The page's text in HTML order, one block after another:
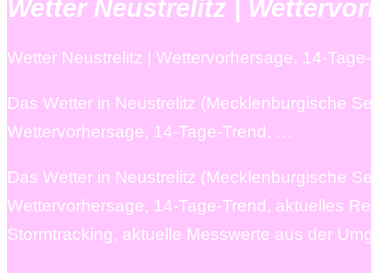
Wetter Neustrelitz |
Wetter Neustrelitz | Wettervorhersage, 14-
Das Wetter in Neustrelitz (Mecklenburgische
Wettervorhersage, 14-Tage-Trend, …
Das Wetter in Neustrelitz (Mecklenburgische
Wettervorhersage, 14-Tage-Trend, aktuelles
Stormtracking, aktuelle Messwerte aus der